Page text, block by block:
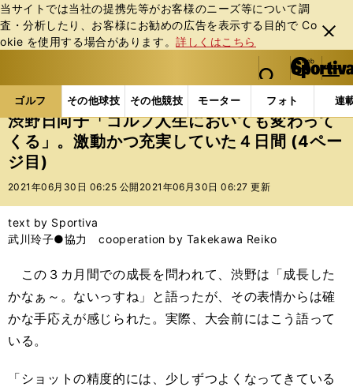
当サイトでは当社の提携先等がお客様のニーズ等について調
査・分析したり、お客様にお勧めの広告を表⽰する⽬的で Co
okie を使⽤する場合があります。詳しくはこちら
閉じ
る
web Sportiva (webスポルティーバ)
検索
マイペ
ー
ジ
メニュ
ゴルフ その他球技 その他競技 モーター フォト 連
ス
ポ
ル
テ
ー
バ
ゴルフの記事一覧 ゴルフ 女子ゴルフ 渋野日向
渋野日向子「ゴルフ人生においても変わって
くる」。激動かつ充実していた４日間 (4ペー
ジ目)
2021年06月30日 06:25 公開 2021年06月30日 06:27 更新
text by Sportiva
武川玲子●協力 cooperation by Takekawa Reiko
この３カ月間での成長を問われて、渋野は「成長した
かなぁ～。ないっすね」と語ったが、その表情からは確
かな手応えが感じられた。実際、大会前にはこう語って
いる。
「ショットの精度的には、少しずつよくなってきている